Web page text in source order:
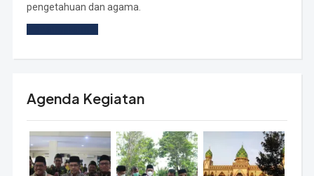
pengetahuan dan agama.
Agenda Kegiatan